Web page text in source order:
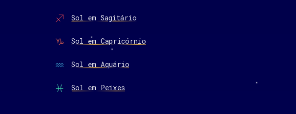
Sol em Sagitário
Sol em Capricórnio
Sol em Aquário
Sol em Peixes